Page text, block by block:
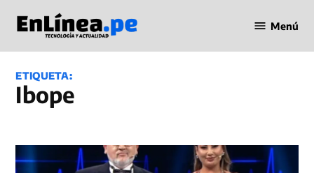
contenido
en Línea
Menú
ETIQUETA:
Ibope